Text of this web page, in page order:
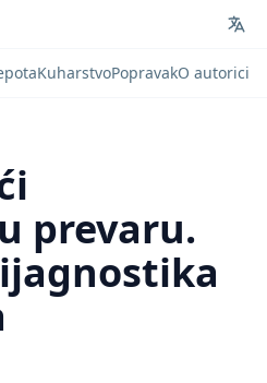
KuharstvoPopravakO autorici
prevaru.